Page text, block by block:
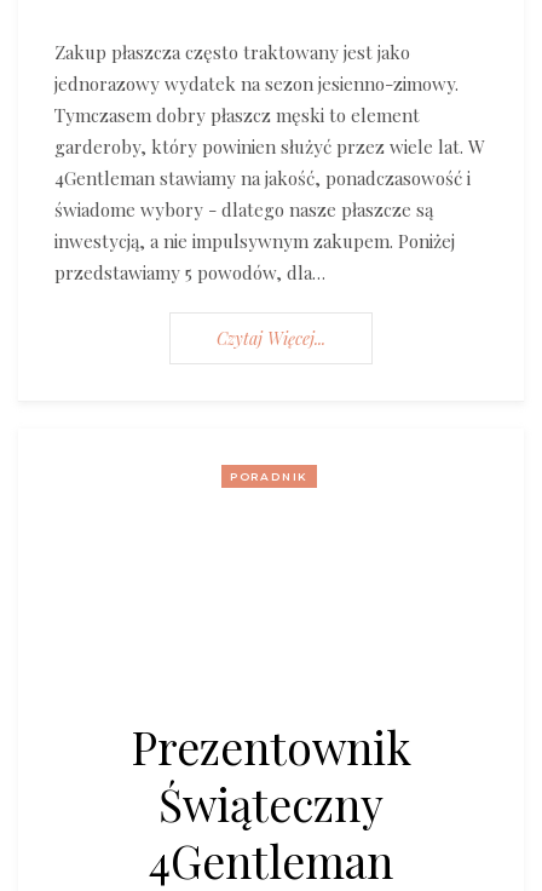
Zakup płaszcza często traktowany jest jako
jednorazowy wydatek na sezon jesienno-zimowy.
Tymczasem dobry płaszcz męski to element
garderoby, który powinien służyć przez wiele lat. W
4Gentleman stawiamy na jakość, ponadczasowość i
świadome wybory - dlatego nasze płaszcze są
inwestycją, a nie impulsywnym zakupem. Poniżej
przedstawiamy 5 powodów, dla…
Czytaj Więcej...
PORADNIK
Prezentownik
Świąteczny
4Gentleman